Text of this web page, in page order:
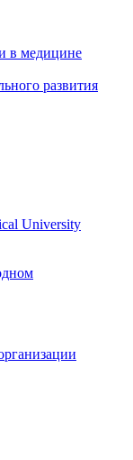
в медицине
развития
University